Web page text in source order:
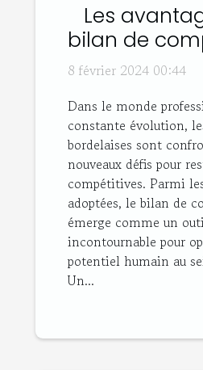
Les
bilan de
pour les
8 février 2024 00:44
Dans le monde
constante évolution,
bordelaises sont
nouveaux défis pour
compétitives. Parmi
adoptées, le bilan de
émerge comme un
incontournable pour
potentiel humain au
Un...